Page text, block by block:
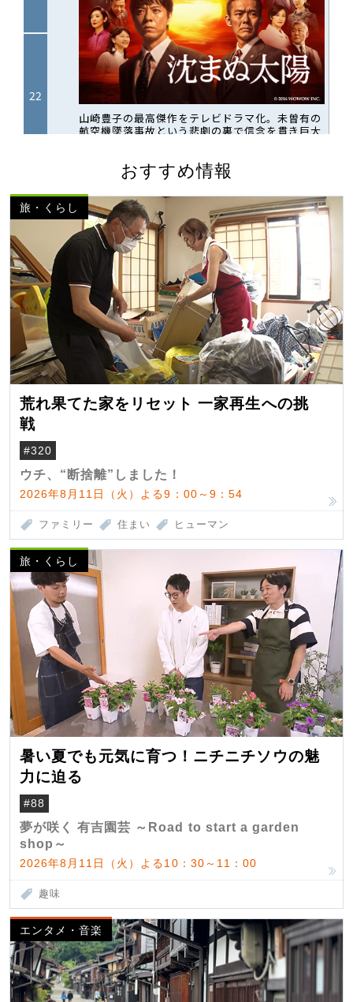
おすすめ情報
旅・くらし
荒れ果てた家をリセット 一家再生への挑
戦
#320
ウチ、“断捨離”しました！
2026年8月11日（火）よる9：00～9：54
ファミリー 住まい ヒューマン
旅・くらし
暑い夏でも元気に育つ！ニチニチソウの魅
力に迫る
#88
夢が咲く 有吉園芸 ～Road to start a garden
shop～
2026年8月11日（火）よる10：30～11：00
趣味
エンタメ・音楽